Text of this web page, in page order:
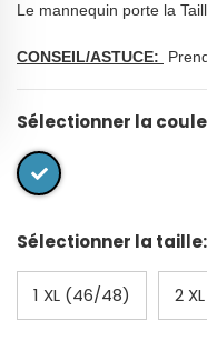
Le mannequin porte la
CONSEIL/ASTUCE:
Sélectionner la
Sélectionner la taille:
1 XL (46/48) 2